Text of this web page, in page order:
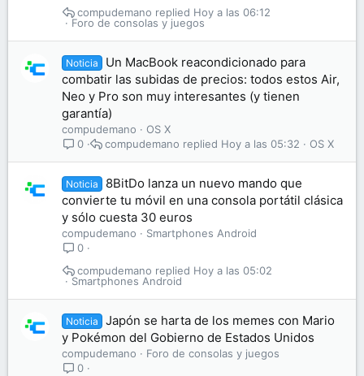
Foro de consolas y juegos
Hoy a las 06:12
compudemano
Noticia
Un MacBook reacondicionado para
combatir las subidas de precios: todos estos Air,
Neo y Pro son muy interesantes (y tienen
garantía)
compudemano
OS X
0
OS X
Hoy a las 05:32
compudemano
Noticia
8BitDo lanza un nuevo mando que
convierte tu móvil en una consola portátil clásica
y sólo cuesta 30 euros
compudemano
Smartphones Android
0
Smartphones Android
Hoy a las 05:02
compudemano
Noticia
Japón se harta de los memes con Mario
y Pokémon del Gobierno de Estados Unidos
compudemano
Foro de consolas y juegos
0